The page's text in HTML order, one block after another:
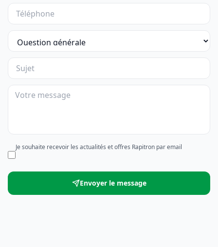
Je souhaite recevoir les actualités et offres Rapitron par email
Envoyer le message